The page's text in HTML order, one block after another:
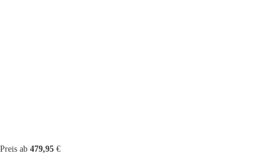
Preis ab 479,95 €